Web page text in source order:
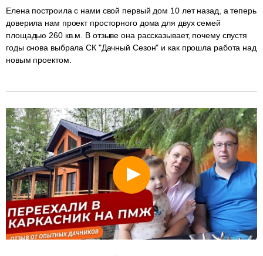
Елена построила с нами свой первый дом 10 лет назад, а теперь
доверила нам проект просторного дома для двух семей
площадью 260 кв.м. В отзыве она рассказывает, почему спустя
годы снова выбрала СК "Дачный Сезон" и как прошла работа над
новым проектом.